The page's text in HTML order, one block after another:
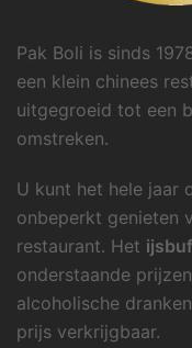
Pak Boli is sinds
een klein chinees
uitgegroeid tot een
omstreken.
U kunt het hele jaar
onbeperkt genieten
restaurant. Het
onderstaande prijzen
alcoholische
prijs verkrijgbaar.